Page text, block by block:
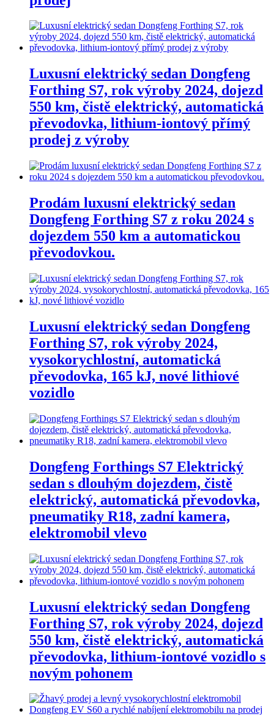
Luxusní elektrický sedan Dongfeng
Forthing S7, rok výroby 2024, dojezd
550 km, čistě elektrický, automatická
převodovka, lithium-iontový přímý
prodej z výroby
Prodám luxusní elektrický sedan
Dongfeng Forthing S7 z roku 2024 s
dojezdem 550 km a automatickou
převodovkou.
Luxusní elektrický sedan Dongfeng
Forthing S7, rok výroby 2024,
vysokorychlostní, automatická
převodovka, 165 kJ, nové lithiové
vozidlo
Dongfeng Forthings S7 Elektrický
sedan s dlouhým dojezdem, čistě
elektrický, automatická převodovka,
pneumatiky R18, zadní kamera,
elektromobil vlevo
Luxusní elektrický sedan Dongfeng
Forthing S7, rok výroby 2024, dojezd
550 km, čistě elektrický, automatická
převodovka, lithium-iontové vozidlo s
novým pohonem